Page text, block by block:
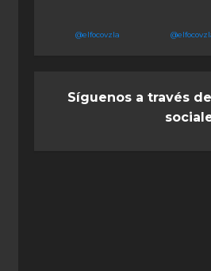
@elfocovzla
Síguenos a través